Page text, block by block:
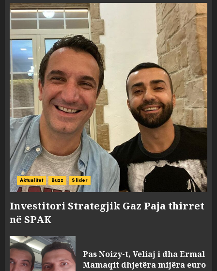
Aktualitet Buzz Slider
Investitori Strategjik Gaz Paja thirret
në SPAK
Pas Noizy-t, Veliaj i dha Ermal
Mamaqit dhjetëra mijëra euro
3
FOTO/ Persona të maskuar
sulmuan “One Albania”,
ngjarja u fsheh. A u vodhën
MARCH 25, 2025
çfarë dënimi kërkon për
Mariela dhe Antonela